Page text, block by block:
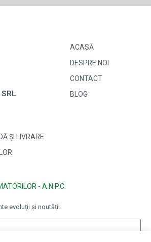
ACASĂ
DESPRE NOI
CONTACT
BLOG
ȘI LIVRARE
- A.N.P.C.
evoluții și noutăți!